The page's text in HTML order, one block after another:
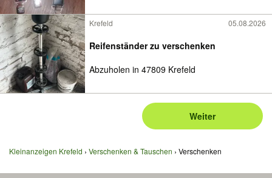
Krefeld 05.08.2026
Reifenständer zu verschenken
Abzuholen in 47809 Krefeld
Weiter
Kleinanzeigen Krefeld Verschenken & Tauschen Verschenken